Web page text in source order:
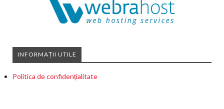
INFORMAȚII UTILE
Politica de confidențialitate